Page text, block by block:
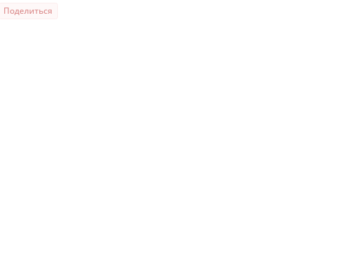
Поделиться